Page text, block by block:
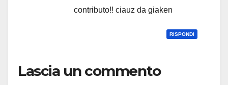
contributo!! ciauz da giaken
RISPONDI
Lascia un commento